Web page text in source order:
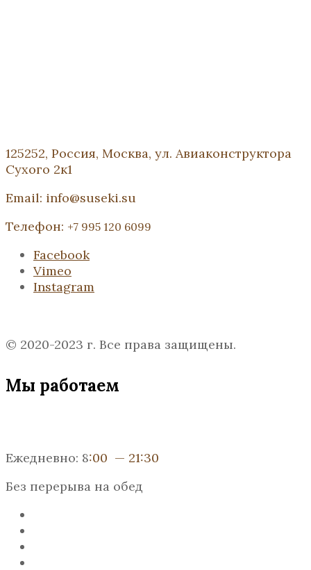
125252, Россия, Москва, ул. Авиаконструктора
Сухого 2к1
Email: info@suseki.su
Телефон: +7 995 120 6099
Facebook
Vimeo
Instagram
© 2020-2023 г. Все права защищены.
Мы работаем
Ежедневно: 8:00 — 21:30
Без перерыва на обед